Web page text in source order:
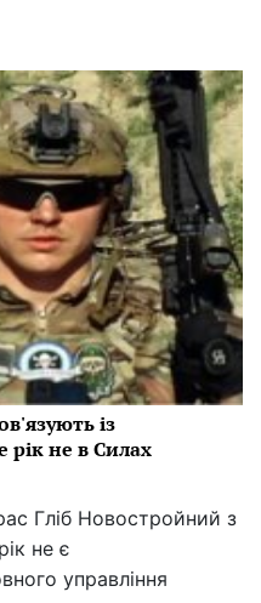
із
не в Силах
Гліб Новостройний з
не є
управління